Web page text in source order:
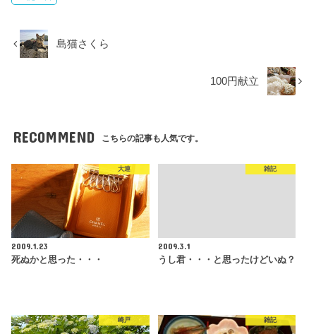
島猫さくら
100円献立
RECOMMEND こちらの記事も人気です。
大連
2009.1.23
死ぬかと思った・・・
雑記
2009.3.1
うし君・・・と思ったけどいぬ？
崎戸 雑記